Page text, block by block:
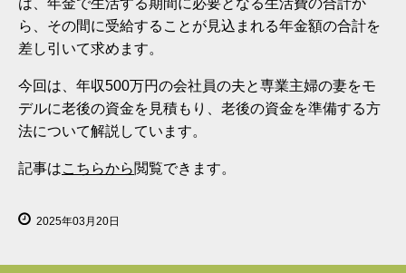
は、年金で生活する期間に必要となる生活費の合計か
ら、その間に受給することが見込まれる年金額の合計を
差し引いて求めます。
今回は、年収500万円の会社員の夫と専業主婦の妻をモ
デルに老後の資金を見積もり、老後の資金を準備する方
法について解説しています。
記事はこちらから閲覧できます。
2025年03月20日